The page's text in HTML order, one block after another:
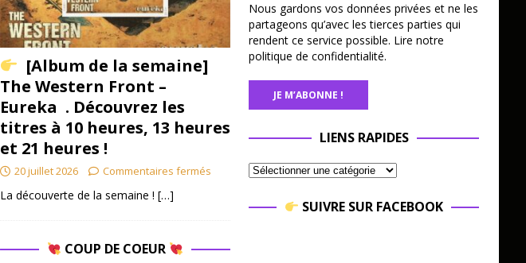
[Album de la semaine]
The Western Front –
Eureka . Découvrez les
titres à 10 heures, 13 heures
et 21 heures !
20 juillet 2026 Commentaires fermés
La découverte de la semaine ! […]
COUP DE COEUR
Nous gardons vos données privées et ne les
partageons qu’avec les tierces parties qui
rendent ce service possible. Lire notre
politique de confidentialité.
LIENS RAPIDES
SUIVRE SUR FACEBOOK